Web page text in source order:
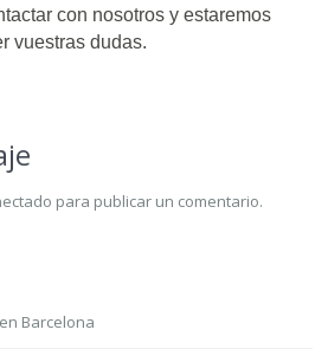
con nosotros y estaremos
vuestras dudas.
para publicar un comentario.
Barcelona